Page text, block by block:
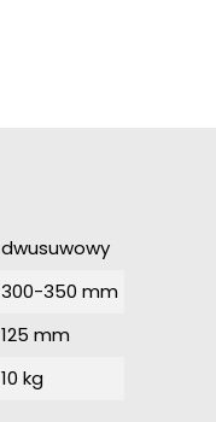
dwusuwowy
300-350 mm
125 mm
10 kg